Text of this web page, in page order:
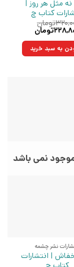
مثل هر روز |
کتاب چ
تومان
۳۲۰,۰۰۰تومان
تومان
۲۲۸,۸۰۰تومان.به سبد خرید
موجود نمی باشد
نشر چشمه
| انتشارات